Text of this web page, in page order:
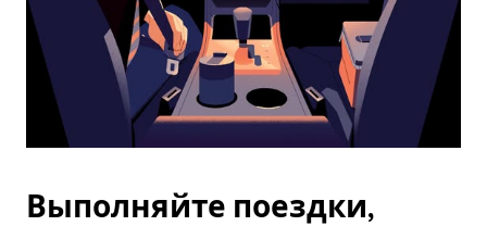
Выполняйте поездки,